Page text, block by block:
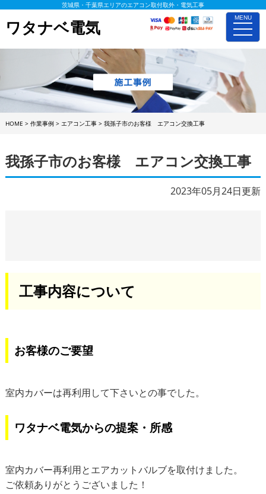
MENU
toggle
茨城県・千葉県エリアのエアコン取付取外・電気工事
ワタナベ電気
HOME > 作業事例> エアコン工事> 我孫子市のお客様 エアコン交換工事
我孫子市のお客様 エアコン交換工事
2023年05月24日更新
工事内容について
お客様のご要望
室内カバーは再利用して下さいとの事でした。
ワタナベ電気からの提案・所感
室内カバー再利用とエアカットバルブを取付けました。
ご依頼ありがとうございました！